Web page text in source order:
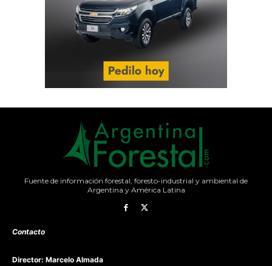
Fuente de información forestal, foresto-industrial y ambiental de
Argentina y América Latina
Contacto
Director: Marcelo Almada